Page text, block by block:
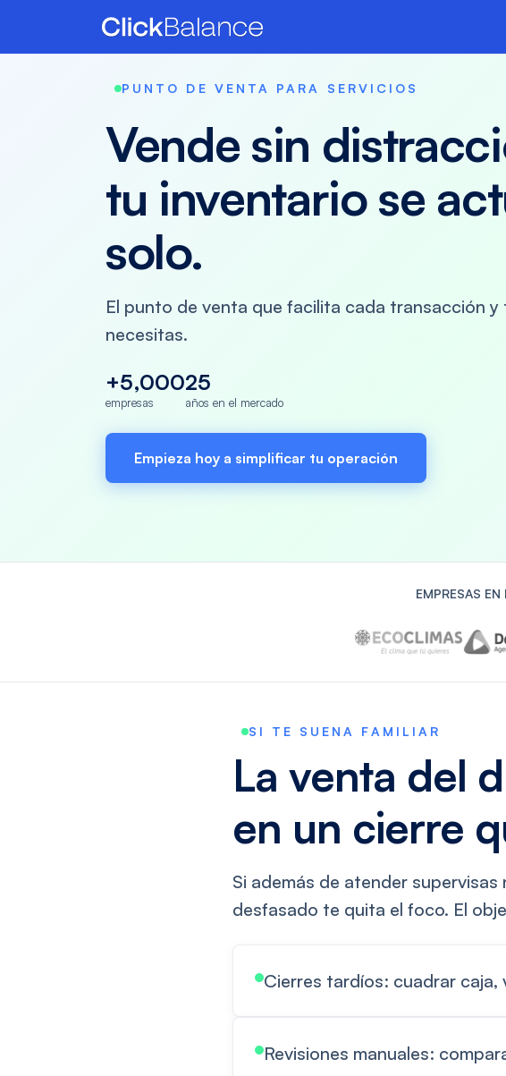
PUNTO DE VENTA PARA SERVICIOS
Vende sin
tu inventario se
solo.
El punto de venta que facilita cada transacción
necesitas.
+5,000
empresas
25
años en el mercado
Empieza hoy a simplificar tu operación
EMPRESAS
SI TE SUENA FAMILIAR
La venta del
en un cierre
Si además de atender
desfasado te quita el foco. El
Cierres tardíos: cuadrar
Revisiones manuales: